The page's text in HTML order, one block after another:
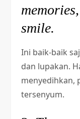
smile.
Ini baik-baik
dan lupakan.
menyedihkan,
tersenyum.